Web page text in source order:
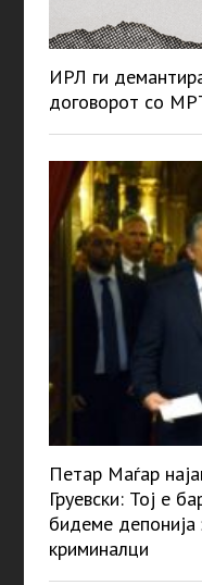
ИРЛ ги
договорот со
Петар Маѓар
Груевски: Тој е
бидеме депонија
криминалци